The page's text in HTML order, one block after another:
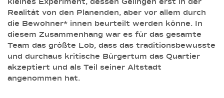
Realität von den Planenden, aber vor allem durch
die Bewohner* innen beurteilt werden könne. In
diesem Zusammenhang war es für das gesamte
Team das größte Lob, dass das traditionsbewusste
und durchaus kritische Bürgertum das Quartier
akzeptiert und als Teil seiner Altstadt
angenommen hat.